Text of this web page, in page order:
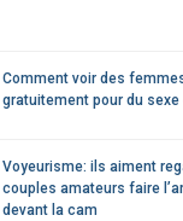
Comment voir des
gratuitement pour du sexe
Voyeurisme: ils aiment
couples amateurs faire
devant la cam